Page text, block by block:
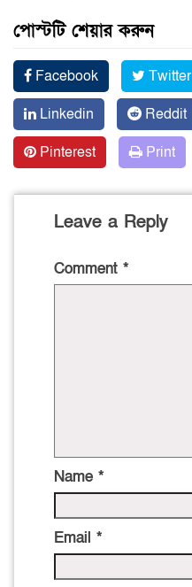
পোস্টটি শেয়ার করুন
Facebook Twitter
Linkedin
Reddit
Pinterest
Print
Leave a Reply
Comment *
Name *
Email *